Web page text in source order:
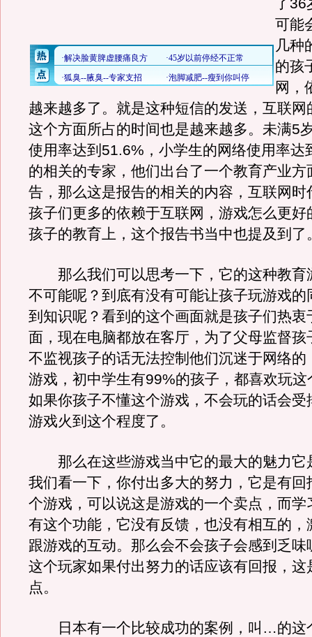
了36
可能
几种
的孩
网，
越来越多了。就是这种短信的发送，互联网
这个方面所占的时间也是越来越多。未满5
使用率达到51.6%，小学生的网络使用率达
的相关的专家，他们出台了一个教育产业方
告，那么这是报告的相关的内容，互联网时
孩子们更多的依赖于互联网，游戏怎么更好
孩子的教育上，这个报告书当中也提及到了
那么我们可以思考一下，它的这种教育
不可能呢？到底有没有可能让孩子玩游戏的
到知识呢？看到的这个画面就是孩子们热衷
面，现在电脑都放在客厅，为了父母监督孩
不监视孩子的话无法控制他们沉迷于网络的
游戏，初中学生有99%的孩子，都喜欢玩这
如果你孩子不懂这个游戏，不会玩的话会受
游戏火到这个程度了。
那么在这些游戏当中它的最大的魅力它
我们看一下，你付出多大的努力，它是有回
个游戏，可以说这是游戏的一个卖点，而学
有这个功能，它没有反馈，也没有相互的，
跟游戏的互动。那么会不会孩子会感到乏味
这个玩家如果付出努力的话应该有回报，这
点。
日本有一个比较成功的案例，叫…的这